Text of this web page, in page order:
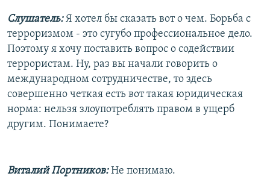
Слушатель:Я хотел бы сказать вот о чем. Борьба с
терроризмом - это сугубо профессиональное дело.
Поэтому я хочу поставить вопрос о содействии
террористам. Ну, раз вы начали говорить о
международном сотрудничестве, то здесь
совершенно четкая есть вот такая юридическая
норма: нельзя злоупотреблять правом в ущерб
другим. Понимаете?
Виталий Портников:Не понимаю.